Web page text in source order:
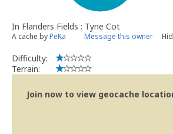
In Flanders Fields : Tyne Cot
A cache byPeKa Message this owner
Difficulty:
Terrain:
Join now to view geocache